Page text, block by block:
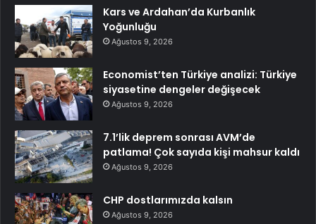
Kars ve Ardahan’da Kurbanlık
Yoğunluğu
Ağustos 9, 2026
Economist’ten Türkiye analizi: Türkiye
siyasetine dengeler değişecek
Ağustos 9, 2026
7.1’lik deprem sonrası AVM’de
patlama! Çok sayıda kişi mahsur kaldı
Ağustos 9, 2026
CHP dostlarımızda kalsın
Ağustos 9, 2026